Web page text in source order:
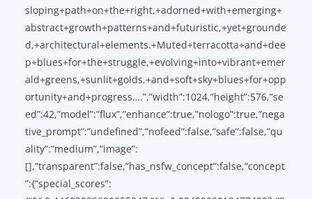
sloping+path+on+the+right,+adorned+with+emerging+
abstract+growth+patterns+and+futuristic,+yet+grounde
d,+architectural+elements.+Muted+terracotta+and+dee
p+blues+for+the+struggle,+evolving+into+vibrant+emer
ald+greens,+sunlit+golds,+and+soft+sky+blues+for+opp
ortunity+and+progress….”,”width”:1024,”height”:576,”se
ed”:42,”model”:”flux”,”enhance”:true,”nologo”:true,”nega
tive_prompt”:”undefined”,”nofeed”:false,”safe”:false,”qu
ality”:”medium”,”image”:
[],”transparent”:false,”has_nsfw_concept”:false,”concept
”:{“special_scores”: